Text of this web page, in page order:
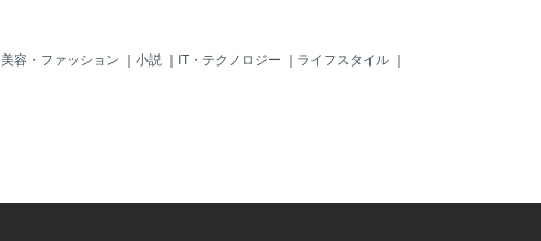
美容・ファッション ｜ 小説 ｜ IT・テクノロジー ｜ ライフスタイル ｜